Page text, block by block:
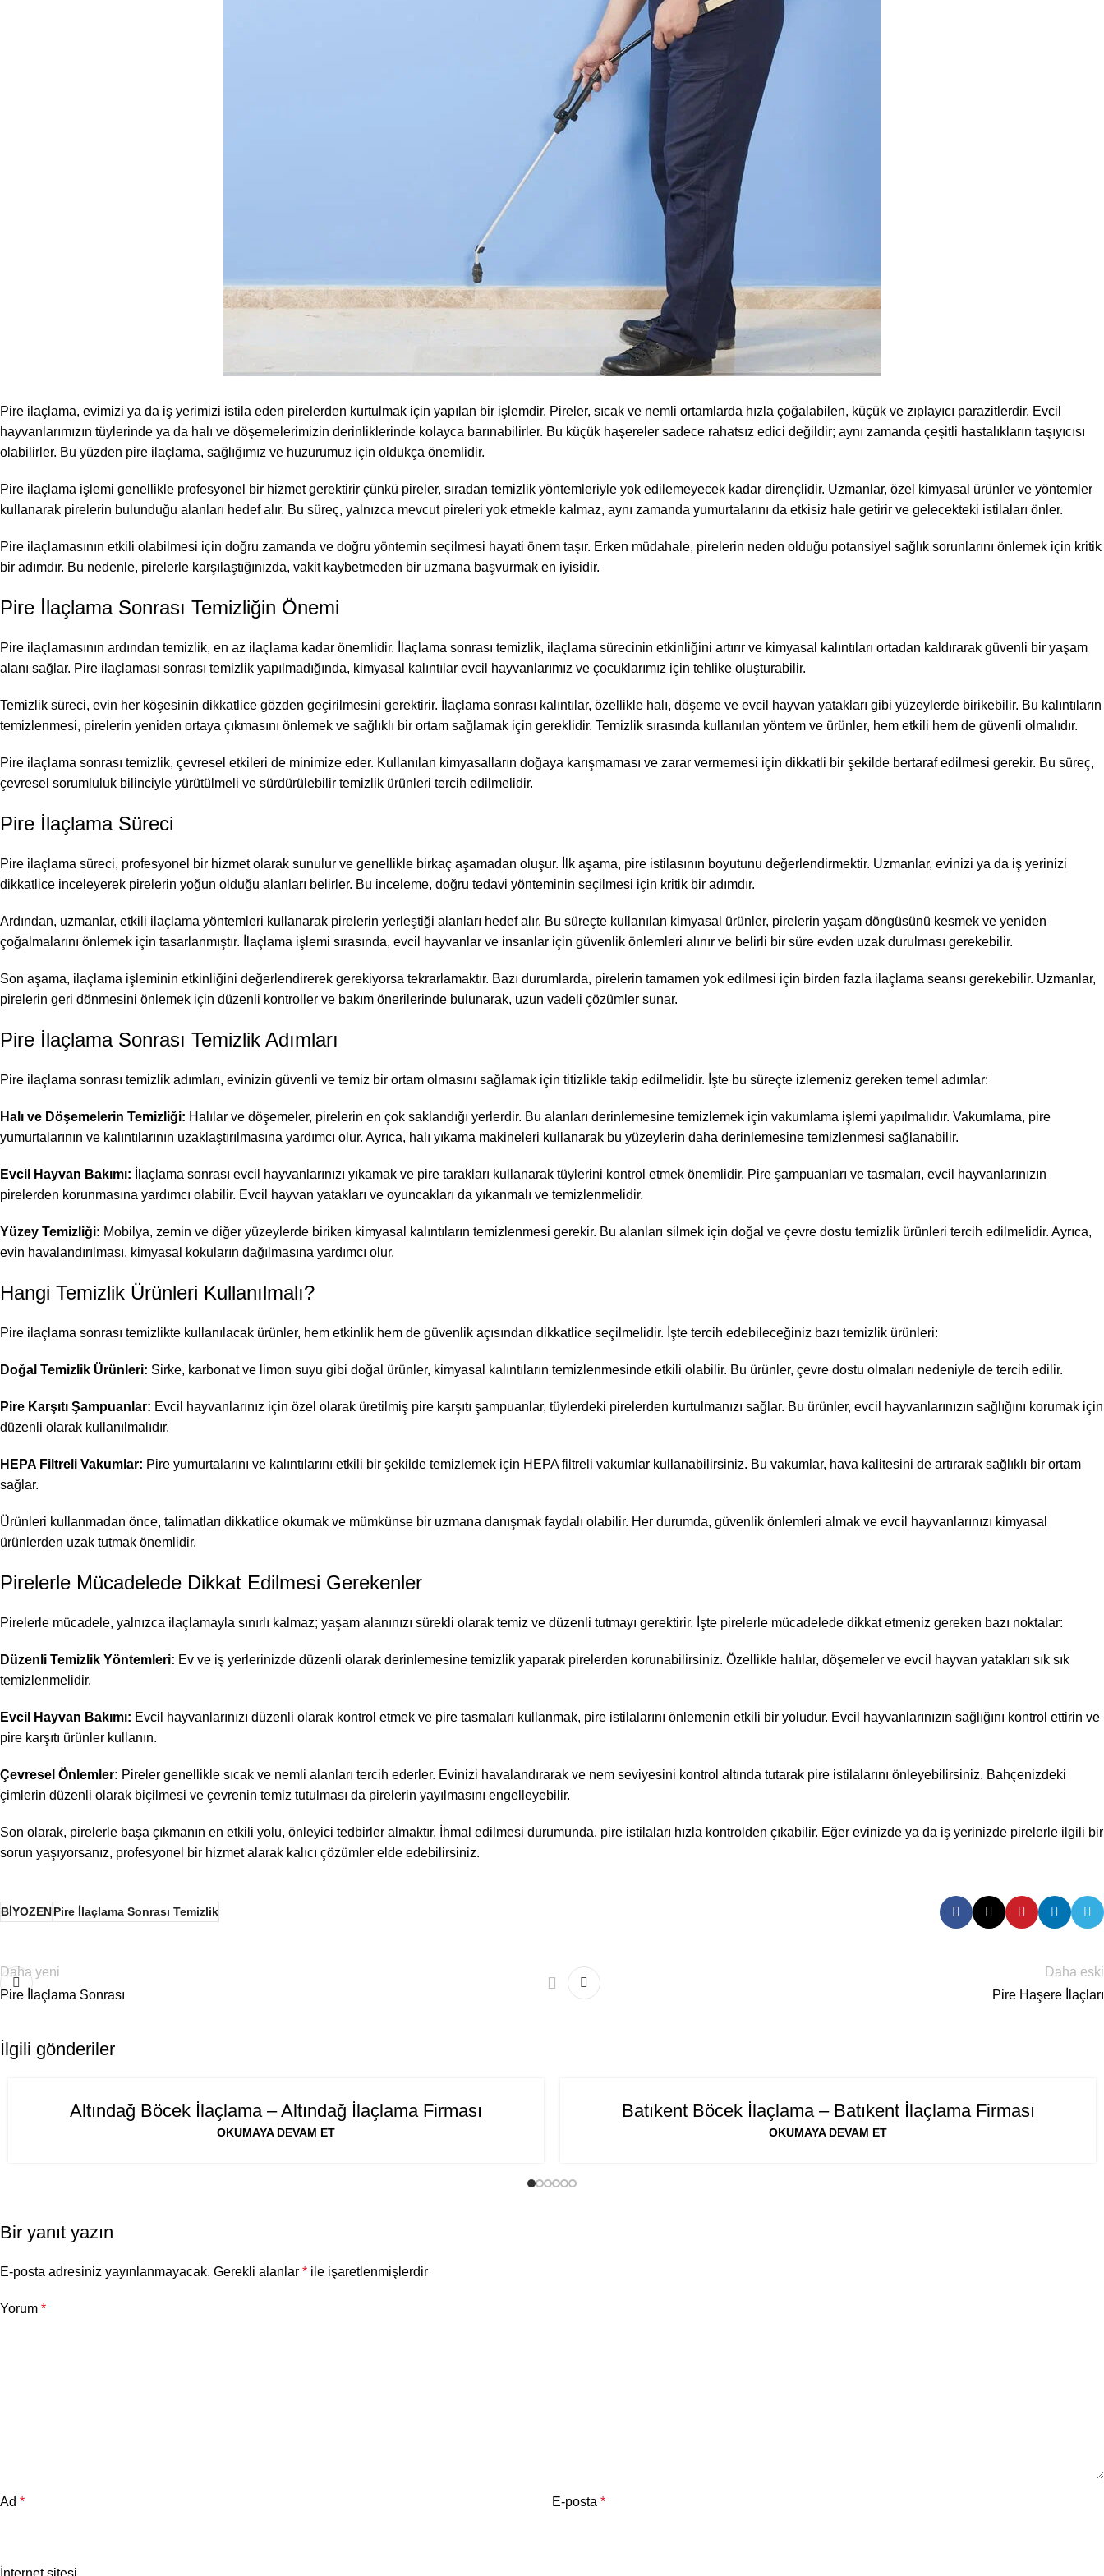
Pire ilaçlama, evimizi ya da iş yerimizi istila eden pirelerden kurtulmak için yapılan bir işlemdir. Pireler, sıcak ve nemli ortamlarda hızla çoğalabilen, küçük ve zıplayıcı parazitlerdir. Evcil
hayvanlarımızın tüylerinde ya da halı ve döşemelerimizin derinliklerinde kolayca barınabilirler. Bu küçük haşereler sadece rahatsız edici değildir; aynı zamanda çeşitli hastalıkların taşıyıcısı
olabilirler. Bu yüzden pire ilaçlama, sağlığımız ve huzurumuz için oldukça önemlidir.
Pire ilaçlama işlemi genellikle profesyonel bir hizmet gerektirir çünkü pireler, sıradan temizlik yöntemleriyle yok edilemeyecek kadar dirençlidir. Uzmanlar, özel kimyasal ürünler ve yöntemler
kullanarak pirelerin bulunduğu alanları hedef alır. Bu süreç, yalnızca mevcut pireleri yok etmekle kalmaz, aynı zamanda yumurtalarını da etkisiz hale getirir ve gelecekteki istilaları önler.
Pire ilaçlamasının etkili olabilmesi için doğru zamanda ve doğru yöntemin seçilmesi hayati önem taşır. Erken müdahale, pirelerin neden olduğu potansiyel sağlık sorunlarını önlemek için kritik
bir adımdır. Bu nedenle, pirelerle karşılaştığınızda, vakit kaybetmeden bir uzmana başvurmak en iyisidir.
Pire İlaçlama Sonrası Temizliğin Önemi
Pire ilaçlamasının ardından temizlik, en az ilaçlama kadar önemlidir. İlaçlama sonrası temizlik, ilaçlama sürecinin etkinliğini artırır ve kimyasal kalıntıları ortadan kaldırarak güvenli bir yaşam
alanı sağlar. Pire ilaçlaması sonrası temizlik yapılmadığında, kimyasal kalıntılar evcil hayvanlarımız ve çocuklarımız için tehlike oluşturabilir.
Temizlik süreci, evin her köşesinin dikkatlice gözden geçirilmesini gerektirir. İlaçlama sonrası kalıntılar, özellikle halı, döşeme ve evcil hayvan yatakları gibi yüzeylerde birikebilir. Bu kalıntıların
temizlenmesi, pirelerin yeniden ortaya çıkmasını önlemek ve sağlıklı bir ortam sağlamak için gereklidir. Temizlik sırasında kullanılan yöntem ve ürünler, hem etkili hem de güvenli olmalıdır.
Pire ilaçlama sonrası temizlik, çevresel etkileri de minimize eder. Kullanılan kimyasalların doğaya karışmaması ve zarar vermemesi için dikkatli bir şekilde bertaraf edilmesi gerekir. Bu süreç,
çevresel sorumluluk bilinciyle yürütülmeli ve sürdürülebilir temizlik ürünleri tercih edilmelidir.
Pire İlaçlama Süreci
Pire ilaçlama süreci, profesyonel bir hizmet olarak sunulur ve genellikle birkaç aşamadan oluşur. İlk aşama, pire istilasının boyutunu değerlendirmektir. Uzmanlar, evinizi ya da iş yerinizi
dikkatlice inceleyerek pirelerin yoğun olduğu alanları belirler. Bu inceleme, doğru tedavi yönteminin seçilmesi için kritik bir adımdır.
Ardından, uzmanlar, etkili ilaçlama yöntemleri kullanarak pirelerin yerleştiği alanları hedef alır. Bu süreçte kullanılan kimyasal ürünler, pirelerin yaşam döngüsünü kesmek ve yeniden
çoğalmalarını önlemek için tasarlanmıştır. İlaçlama işlemi sırasında, evcil hayvanlar ve insanlar için güvenlik önlemleri alınır ve belirli bir süre evden uzak durulması gerekebilir.
Son aşama, ilaçlama işleminin etkinliğini değerlendirerek gerekiyorsa tekrarlamaktır. Bazı durumlarda, pirelerin tamamen yok edilmesi için birden fazla ilaçlama seansı gerekebilir. Uzmanlar,
pirelerin geri dönmesini önlemek için düzenli kontroller ve bakım önerilerinde bulunarak, uzun vadeli çözümler sunar.
Pire İlaçlama Sonrası Temizlik Adımları
Pire ilaçlama sonrası temizlik adımları, evinizin güvenli ve temiz bir ortam olmasını sağlamak için titizlikle takip edilmelidir. İşte bu süreçte izlemeniz gereken temel adımlar:
Halı ve Döşemelerin Temizliği: Halılar ve döşemeler, pirelerin en çok saklandığı yerlerdir. Bu alanları derinlemesine temizlemek için vakumlama işlemi yapılmalıdır. Vakumlama, pire
yumurtalarının ve kalıntılarının uzaklaştırılmasına yardımcı olur. Ayrıca, halı yıkama makineleri kullanarak bu yüzeylerin daha derinlemesine temizlenmesi sağlanabilir.
Evcil Hayvan Bakımı: İlaçlama sonrası evcil hayvanlarınızı yıkamak ve pire tarakları kullanarak tüylerini kontrol etmek önemlidir. Pire şampuanları ve tasmaları, evcil hayvanlarınızın
pirelerden korunmasına yardımcı olabilir. Evcil hayvan yatakları ve oyuncakları da yıkanmalı ve temizlenmelidir.
Yüzey Temizliği: Mobilya, zemin ve diğer yüzeylerde biriken kimyasal kalıntıların temizlenmesi gerekir. Bu alanları silmek için doğal ve çevre dostu temizlik ürünleri tercih edilmelidir. Ayrıca,
evin havalandırılması, kimyasal kokuların dağılmasına yardımcı olur.
Hangi Temizlik Ürünleri Kullanılmalı?
Pire ilaçlama sonrası temizlikte kullanılacak ürünler, hem etkinlik hem de güvenlik açısından dikkatlice seçilmelidir. İşte tercih edebileceğiniz bazı temizlik ürünleri:
Doğal Temizlik Ürünleri: Sirke, karbonat ve limon suyu gibi doğal ürünler, kimyasal kalıntıların temizlenmesinde etkili olabilir. Bu ürünler, çevre dostu olmaları nedeniyle de tercih edilir.
Pire Karşıtı Şampuanlar: Evcil hayvanlarınız için özel olarak üretilmiş pire karşıtı şampuanlar, tüylerdeki pirelerden kurtulmanızı sağlar. Bu ürünler, evcil hayvanlarınızın sağlığını korumak için
düzenli olarak kullanılmalıdır.
HEPA Filtreli Vakumlar: Pire yumurtalarını ve kalıntılarını etkili bir şekilde temizlemek için HEPA filtreli vakumlar kullanabilirsiniz. Bu vakumlar, hava kalitesini de artırarak sağlıklı bir ortam
sağlar.
Ürünleri kullanmadan önce, talimatları dikkatlice okumak ve mümkünse bir uzmana danışmak faydalı olabilir. Her durumda, güvenlik önlemleri almak ve evcil hayvanlarınızı kimyasal
ürünlerden uzak tutmak önemlidir.
Pirelerle Mücadelede Dikkat Edilmesi Gerekenler
Pirelerle mücadele, yalnızca ilaçlamayla sınırlı kalmaz; yaşam alanınızı sürekli olarak temiz ve düzenli tutmayı gerektirir. İşte pirelerle mücadelede dikkat etmeniz gereken bazı noktalar:
Düzenli Temizlik Yöntemleri: Ev ve iş yerlerinizde düzenli olarak derinlemesine temizlik yaparak pirelerden korunabilirsiniz. Özellikle halılar, döşemeler ve evcil hayvan yatakları sık sık
temizlenmelidir.
Evcil Hayvan Bakımı: Evcil hayvanlarınızı düzenli olarak kontrol etmek ve pire tasmaları kullanmak, pire istilalarını önlemenin etkili bir yoludur. Evcil hayvanlarınızın sağlığını kontrol ettirin ve
pire karşıtı ürünler kullanın.
Çevresel Önlemler: Pireler genellikle sıcak ve nemli alanları tercih ederler. Evinizi havalandırarak ve nem seviyesini kontrol altında tutarak pire istilalarını önleyebilirsiniz. Bahçenizdeki
çimlerin düzenli olarak biçilmesi ve çevrenin temiz tutulması da pirelerin yayılmasını engelleyebilir.
Son olarak, pirelerle başa çıkmanın en etkili yolu, önleyici tedbirler almaktır. İhmal edilmesi durumunda, pire istilaları hızla kontrolden çıkabilir. Eğer evinizde ya da iş yerinizde pirelerle ilgili bir
sorun yaşıyorsanız, profesyonel bir hizmet alarak kalıcı çözümler elde edebilirsiniz.
BİYOZENPire İlaçlama Sonrası Temizlik
Daha yeni
Pire İlaçlama Sonrası
Daha eski
Pire Haşere İlaçları
İlgili gönderiler
Altındağ Böcek İlaçlama – Altındağ İlaçlama Firması
OKUMAYA DEVAM ET
Batıkent Böcek İlaçlama – Batıkent İlaçlama Firması
OKUMAYA DEVAM ET
Bir yanıt yazın
E-posta adresiniz yayınlanmayacak. Gerekli alanlar * ile işaretlenmişlerdir
Yorum *
Ad * E-posta *
İnternet sitesi